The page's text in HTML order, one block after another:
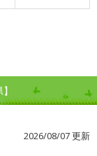
2026/08/07 更新